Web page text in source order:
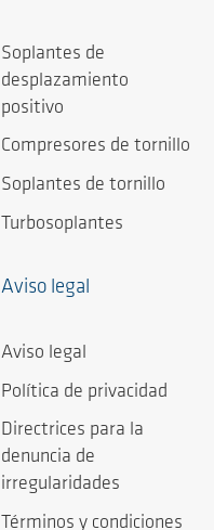
Soplantes de
desplazamiento
positivo
Compresores de tornillo
Soplantes de tornillo
Turbosoplantes
Aviso legal
Aviso legal
Política de privacidad
Directrices para la
denuncia de
irregularidades
Términos y condiciones